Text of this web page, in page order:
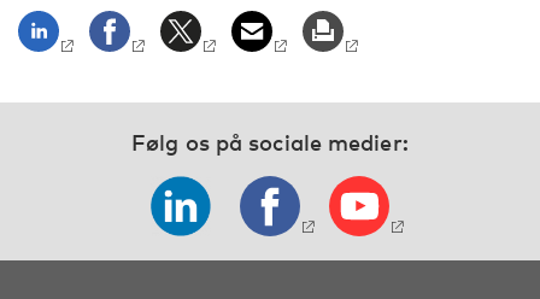
Følg os på sociale medier: